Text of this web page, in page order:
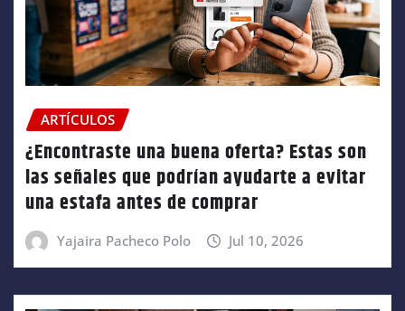
ARTÍCULOS
¿Encontraste una buena oferta? Estas son
las señales que podrían ayudarte a evitar
una estafa antes de comprar
Yajaira Pacheco Polo Jul 10, 2026